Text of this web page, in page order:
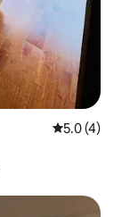
レビュー4
5.0 (4)